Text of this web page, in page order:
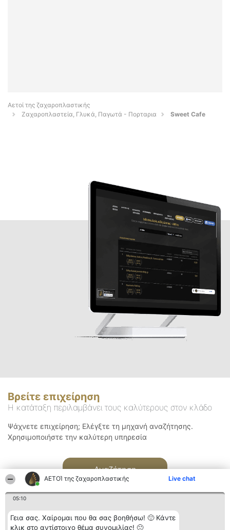
ΑΕΤΟΊ της ζαχαροπλαστικής Live chat
05:10
Γεια σας. Χαίρομαι που θα σας βοηθήσω! 🙂 Κάντε
κλικ στο αντίστοιχο θέμα συνομιλίας! 🙂
Αετοί της ζαχαροπλαστικής
Ζαχαροπλαστεία, Γλυκά, Παγωτά - Πορταρια
Sweet Cafe
Βρείτε επιχείρηση
Η κατάταξη περιλαμβάνει τους καλύτερους στον κλάδο
Ψάχνετε επιχείρηση; Ελέγξτε τη μηχανή αναζήτησης.
Χρησιμοποιήστε την καλύτερη υπηρεσία
Αναζήτηση